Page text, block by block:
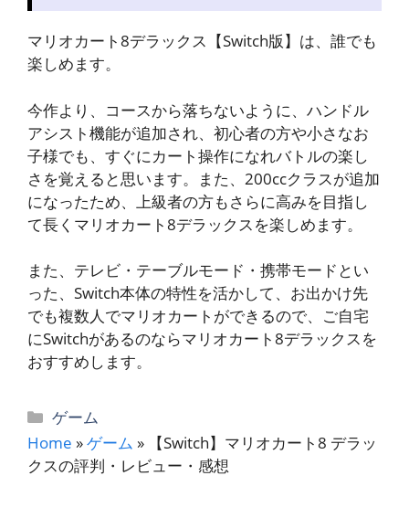
マリオカート8デラックス【Switch版】は、誰でも
楽しめます。
今作より、コースから落ちないように、ハンドル
アシスト機能が追加され、初心者の方や小さなお
子様でも、すぐにカート操作になれバトルの楽し
さを覚えると思います。また、200ccクラスが追加
になったため、上級者の方もさらに高みを目指し
て長くマリオカート8デラックスを楽しめます。
また、テレビ・テーブルモード・携帯モードとい
った、Switch本体の特性を活かして、お出かけ先
でも複数人でマリオカートができるので、ご自宅
にSwitchがあるのならマリオカート8デラックスを
おすすめします。
カ
テ
ゴ
ゲーム
Home »ゲーム »
【Switch】マリオカート8 デラッ
クスの評判・レビュー・感想